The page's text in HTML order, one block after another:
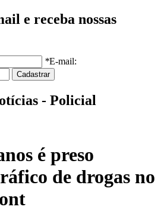
e receba nossas
*E-mail:
- Policial
é preso
de drogas no